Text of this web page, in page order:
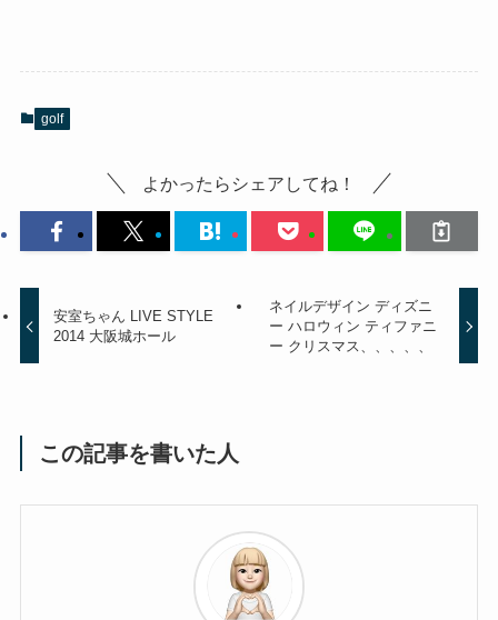
golf
よかったらシェアしてね！
安室ちゃん LIVE STYLE
2014 大阪城ホール
ネイルデザイン ディズニ
ー ハロウィン ティファニ
ー クリスマス、、、、、
この記事を書いた人